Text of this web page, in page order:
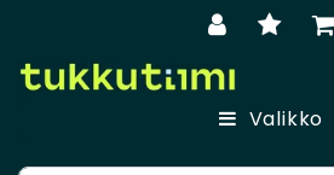
Valikko